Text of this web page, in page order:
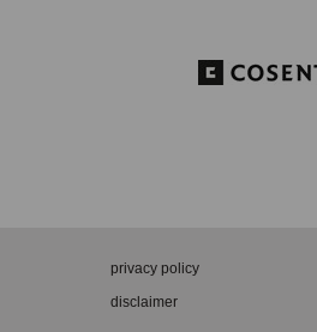
privacy policy
disclaimer